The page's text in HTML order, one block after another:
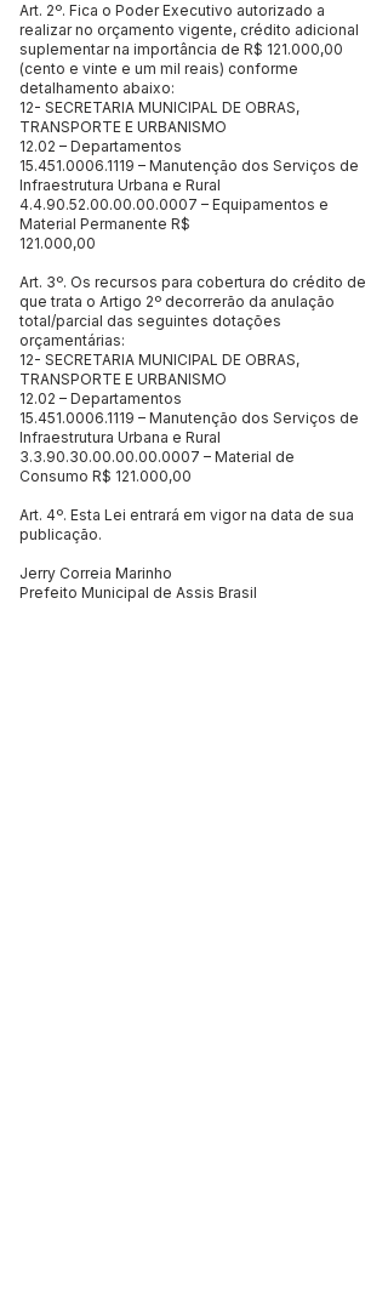
Art. 2º. Fica o Poder Executivo autorizado a
realizar no orçamento vigente, crédito adicional
suplementar na importância de R$ 121.000,00
(cento e vinte e um mil reais) conforme
detalhamento abaixo:
12- SECRETARIA MUNICIPAL DE OBRAS,
TRANSPORTE E URBANISMO
12.02 – Departamentos
15.451.0006.1119 – Manutenção dos Serviços de
Infraestrutura Urbana e Rural
4.4.90.52.00.00.00.0007 – Equipamentos e
Material Permanente R$
121.000,00
Art. 3º. Os recursos para cobertura do crédito de
que trata o Artigo 2º decorrerão da anulação
total/parcial das seguintes dotações
orçamentárias:
12- SECRETARIA MUNICIPAL DE OBRAS,
TRANSPORTE E URBANISMO
12.02 – Departamentos
15.451.0006.1119 – Manutenção dos Serviços de
Infraestrutura Urbana e Rural
3.3.90.30.00.00.00.0007 – Material de
Consumo R$ 121.000,00
Art. 4º. Esta Lei entrará em vigor na data de sua
publicação.
Jerry Correia Marinho
Prefeito Municipal de Assis Brasil